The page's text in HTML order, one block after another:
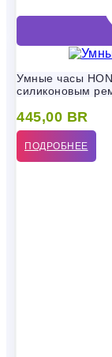
Умные часы
силиконовым
445,00 BR
ПОДРОБНЕЕ